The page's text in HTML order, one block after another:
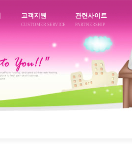
고객지원
CUSTOMER SERVICE
관련사이트
PARTNERSHIP